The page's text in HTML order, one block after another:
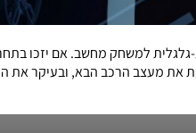
למשחק מחשב. אם יזכו
מעצב הרכב הבא, ובעיקר את